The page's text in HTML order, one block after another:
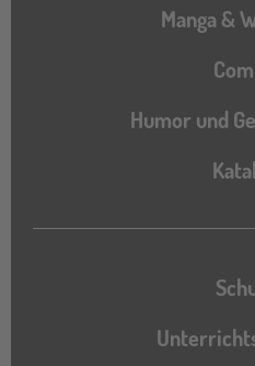
Manga &
Humor und